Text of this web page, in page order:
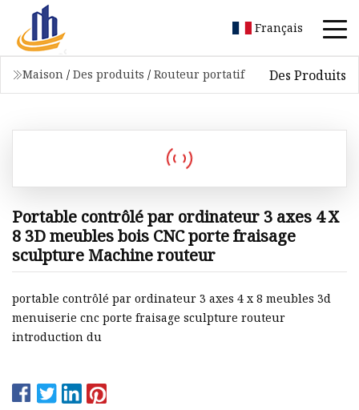
Français
Maison / Des produits / Routeur portatif Des Produits
Portable contrôlé par ordinateur 3 axes 4 X
8 3D meubles bois CNC porte fraisage
sculpture Machine routeur
portable contrôlé par ordinateur 3 axes 4 x 8 meubles 3d
menuiserie cnc porte fraisage sculpture routeur
introduction du